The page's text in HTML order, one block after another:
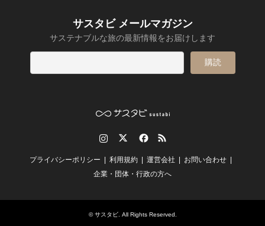
サスタビ メールマガジン
サステナブルな旅の最新情報をお届けします
RSS
プライバシーポリシー 利用規約 運営会社
お問い合わせ
企業・団体・行政の方へ
©サスタビ. All Rights Reserved.